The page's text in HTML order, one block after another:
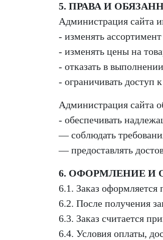
5. ПРАВА И
Администрация сайта
- изменять ассортимент
- изменять цены на
- отказать в
- ограничивать доступ
Администрация сайта
- обеспечивать
— соблюдать
— предоставлять
6. ОФОРМЛЕНИЕ И
6.1. Заказ
6.2. После получения
6.3. Заказ считается
6.4. Условия оплаты,